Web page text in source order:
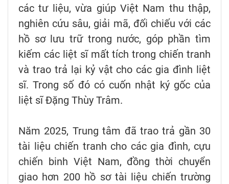
các tư liệu, vừa giúp Việt Nam thu thập,
nghiên cứu sâu, giải mã, đối chiếu với các
hồ sơ lưu trữ trong nước, góp phần tìm
kiếm các liệt sĩ mất tích trong chiến tranh
và trao trả lại kỷ vật cho các gia đình liệt
sĩ. Trong số đó có cuốn nhật ký gốc của
liệt sĩ Đặng Thùy Trâm.
Năm 2025, Trung tâm đã trao trả gần 30
tài liệu chiến tranh cho các gia đình, cựu
chiến binh Việt Nam, đồng thời chuyển
giao hơn 200 hồ sơ tài liệu chiến trường